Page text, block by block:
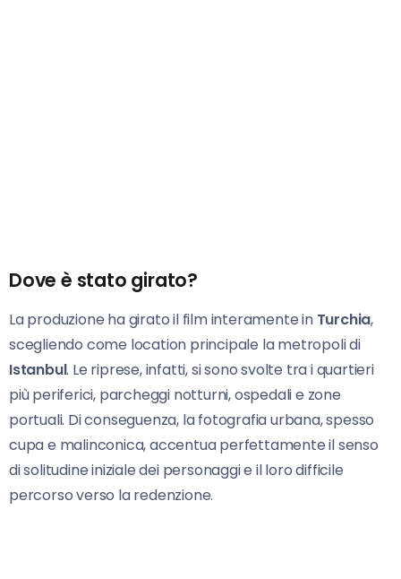
Dove è stato girato?
La produzione ha girato il film interamente in Turchia,
scegliendo come location principale la metropoli di
Istanbul. Le riprese, infatti, si sono svolte tra i quartieri
più periferici, parcheggi notturni, ospedali e zone
portuali. Di conseguenza, la fotografia urbana, spesso
cupa e malinconica, accentua perfettamente il senso
di solitudine iniziale dei personaggi e il loro difficile
percorso verso la redenzione.